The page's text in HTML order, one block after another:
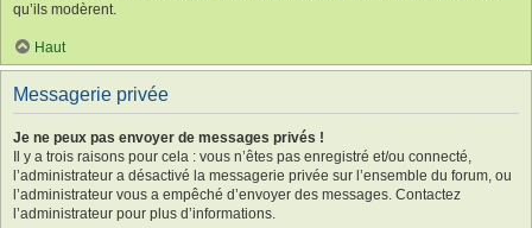
qu’ils modèrent.
Haut
Messagerie privée
Je ne peux pas envoyer de messages privés !
Il y a trois raisons pour cela : vous n’êtes pas enregistré et/ou connecté,
l’administrateur a désactivé la messagerie privée sur l’ensemble du forum, ou
l’administrateur vous a empêché d’envoyer des messages. Contactez
l’administrateur pour plus d’informations.